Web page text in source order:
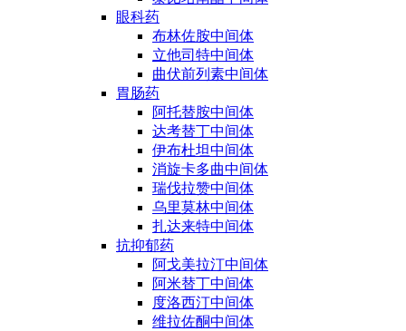
眼科药
布林佐胺中间体
立他司特中间体
曲伏前列素中间体
胃肠药
阿托替胺中间体
达考替丁中间体
伊布杜坦中间体
消旋卡多曲中间体
瑞伐拉赞中间体
乌里莫林中间体
扎达来特中间体
抗抑郁药
阿戈美拉汀中间体
阿米替丁中间体
度洛西汀中间体
维拉佐酮中间体